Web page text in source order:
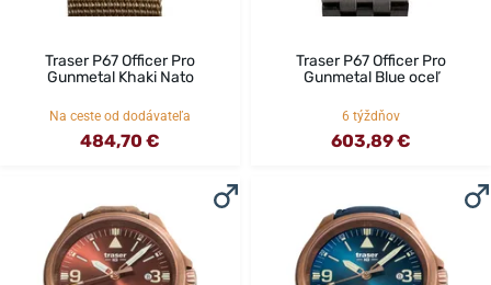
Traser P67 Officer Pro
Gunmetal Khaki Nato
Na ceste od dodávateľa
484,70 €
Traser P67 Officer Pro
Gunmetal Blue oceľ
6 týždňov
603,89 €